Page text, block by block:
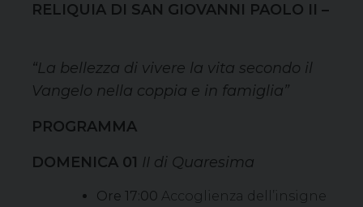
RELIQUIA DI SAN GIOVANNI PAOLO II –
“La bellezza di vivere la vita secondo il
Vangelo nella coppia e in famiglia”
PROGRAMMA
DOMENICA 01 II di Quaresima
Ore 17:00 Accoglienza dell’insigne